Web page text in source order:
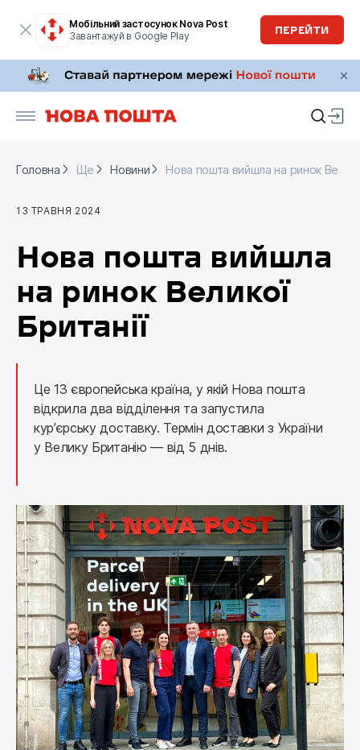
Мобільний застосунок Nova Post
Завантажуй в Google Play
ПЕРЕЙТИ
Головна
Ще Новини Нова пошта вийшла на ринок
13 ТРАВНЯ 2024
Нова пошта вийшла
на ринок Великої
Британії
Це 13 європейська країна, у якій Нова пошта
відкрила два відділення та запустила
кур’єрську доставку. Термін доставки з України
у Велику Британію — від 5 днів.